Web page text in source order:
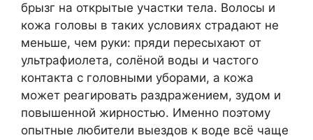
брызг на открытые участки тела. Волосы и
кожа головы в таких условиях страдают не
меньше, чем руки: пряди пересыхают от
ультрафиолета, солёной воды и частого
контакта с головными уборами, а кожа
может реагировать раздражением, зудом и
повышенной жирностью. Именно поэтому
опытные любители выездов к воде всё чаще